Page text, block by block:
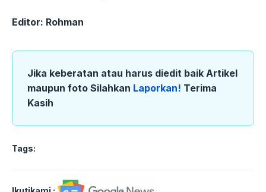
Editor: Rohman
Jika keberatan atau harus diedit baik Artikel
maupun foto Silahkan Laporkan! Terima
Kasih
Tags: